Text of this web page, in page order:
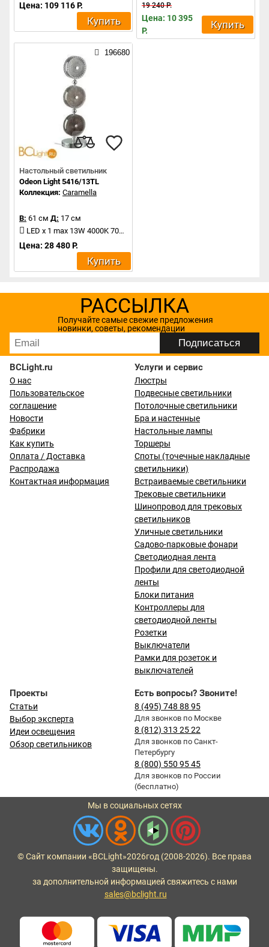
Цена: 109 116 Р.
Купить
19 240 Р.
Цена: 10 395
Р.
Купить
196680
Настольный светильник
Odeon Light 5416/13TL
Коллекция: Caramella
В: 61 см Д: 17 см
LED x 1 max 13W 4000K 700Lm
Цена: 28 480 Р.
Купить
РАССЫЛКА
Получайте самые свежие предложения
новинки, советы, рекомендации
BCLight.ru
О нас
Пользовательское
соглашение
Новости
Фабрики
Как купить
Оплата / Доставка
Распродажа
Контактная информация
Услуги и сервис
Люстры
Подвесные светильники
Потолочные светильники
Бра и настенные
Настольные лампы
Торшеры
Споты (точечные накладные
светильники)
Встраиваемые светильники
Трековые светильники
Шинопровод для трековых
светильников
Уличные светильники
Садово-парковые фонари
Светодиодная лента
Профили для светодиодной
ленты
Блоки питания
Контроллеры для
светодиодной ленты
Розетки
Выключатели
Рамки для розеток и
выключателей
Проекты
Статьи
Выбор эксперта
Идеи освещения
Обзор светильников
Есть вопросы? Звоните!
8 (495) 748 88 95
Для звонков по Москве
8 (812) 313 25 22
Для звонков по Санкт-
Петербургу
8 (800) 550 95 45
Для звонков по России
(бесплатно)
Мы в социальных сетях
© Сайт компании «BCLight»2026год (2008-2026). Все права
защищены.
за дополнительной информацией свяжитесь с нами
sales@bclight.ru